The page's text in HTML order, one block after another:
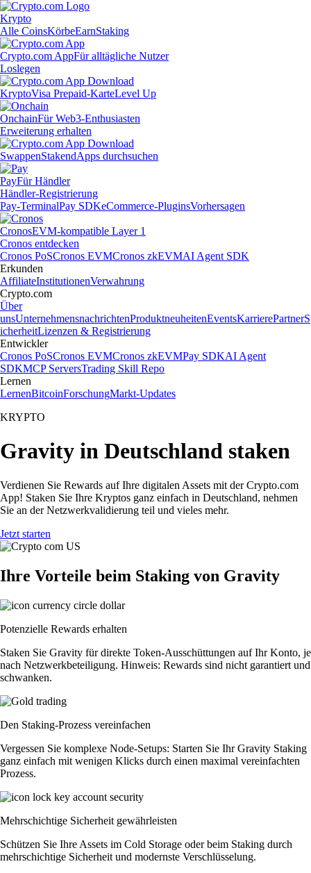
Krypto
Alle CoinsKörbeEarnStaking
Crypto.com AppFür alltägliche Nutzer
Loslegen
KryptoVisa Prepaid-KarteLevel Up
OnchainFür Web3-Enthusiasten
Erweiterung erhalten
SwappenStakendApps durchsuchen
PayFür Händler
Händler-Registrierung
Pay-TerminalPay SDKeCommerce-PluginsVorhersagen
CronosEVM-kompatible Layer 1
Cronos entdecken
Cronos PoSCronos EVMCronos zkEVMAI Agent SDK
Erkunden
AffiliateInstitutionenVerwahrung
Crypto.com
Über
unsUnternehmensnachrichtenProduktneuheitenEventsKarrierePartnerS
icherheitLizenzen & Registrierung
Entwickler
Cronos PoSCronos EVMCronos zkEVMPay SDKAI Agent
SDKMCP ServersTrading Skill Repo
Lernen
LernenBitcoinForschungMarkt-Updates
KRYPTO
Gravity in Deutschland staken
Verdienen Sie Rewards auf Ihre digitalen Assets mit der Crypto.com
App! Staken Sie Ihre Kryptos ganz einfach in Deutschland, nehmen
Sie an der Netzwerkvalidierung teil und vieles mehr.
Jetzt starten
Ihre Vorteile beim Staking von Gravity
Potenzielle Rewards erhalten
Staken Sie Gravity für direkte Token-Ausschüttungen auf Ihr Konto, je
nach Netzwerkbeteiligung. Hinweis: Rewards sind nicht garantiert und
schwanken.
Den Staking-Prozess vereinfachen
Vergessen Sie komplexe Node-Setups: Starten Sie Ihr Gravity Staking
ganz einfach mit wenigen Klicks durch einen maximal vereinfachten
Prozess.
Mehrschichtige Sicherheit gewährleisten
Schützen Sie Ihre Assets im Cold Storage oder beim Staking durch
mehrschichtige Sicherheit und modernste Verschlüsselung.